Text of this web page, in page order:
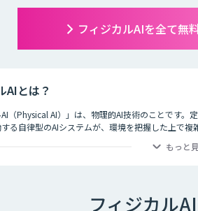
フィジカルAIを全て無
AIとは？
AI（Physical AI）」は、物理的AI技術のことです
る自律型のAIシステムが、環境を把握した上で複
もっと
フィジカル